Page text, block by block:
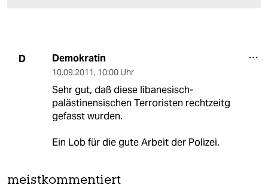
D Demokratin
10.09.2011, 10:00 Uhr
Sehr gut, daß diese libanesisch-
palästinensischen Terroristen rechtzeitg
gefasst wurden.
Ein Lob für die gute Arbeit der Polizei.
meistkommentiert